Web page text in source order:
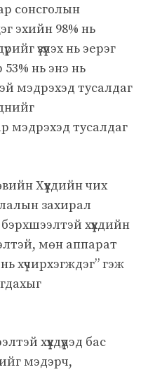
сонсголын
эхийн 98% нь
үзүүлэх нь эерэг
53% нь энэ нь
мэдрэхэд тусалдаг
мэдрэхэд тусалдаг
Хүүхдийн чих
захирал
хүүхдийн
мөн аппарат
хүчирхэгждэг” гэж
хүүхдүүдэд бас
мэдэрч,